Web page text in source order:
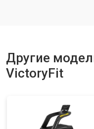
Другие
VictoryFit